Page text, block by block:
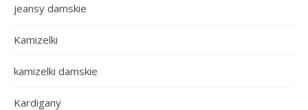
jeansy damskie
Kamizelki
kamizelki damskie
Kardigany